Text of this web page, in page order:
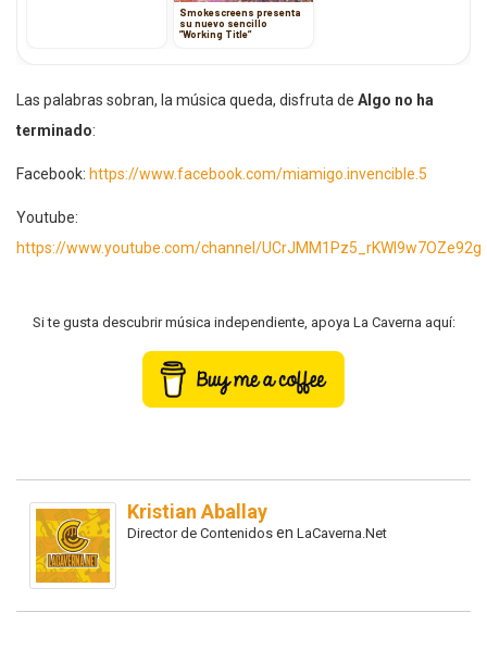
Smokescreens presenta
su nuevo sencillo
”Working Title”
Las palabras sobran, la música queda, disfruta de Algo no ha
terminado:
Facebook: https://www.facebook.com/miamigo.invencible.5
Youtube:
https://www.youtube.com/channel/UCrJMM1Pz5_rKWI9w7OZe92g
Si te gusta descubrir música independiente, apoya La Caverna aquí:
Kristian Aballay
Director de Contenidos en LaCaverna.Net